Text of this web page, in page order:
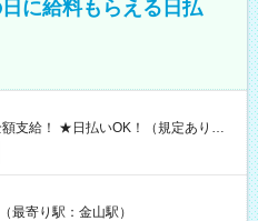
に給料もらえる日払
お仕事後はコンビニATMから 日払
最寄り駅：金山駅）